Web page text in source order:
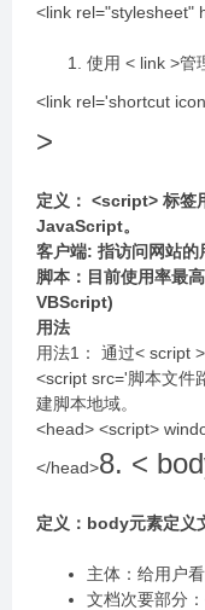
<link rel="stylesheet"
使⽤ < link >管
<link rel='shortcut
>
定义： <script> 标签
JavaScript。
客户端: 指访问⽹站的
脚本：⽬前使⽤率最
VBScript)
⽤法
⽤法1： 通过< script
<script src='脚本⽂件
建脚本地域。
<head> <script>
</head>8. <
定义：body元素定义
主体：给⽤户
⽂档次要部分